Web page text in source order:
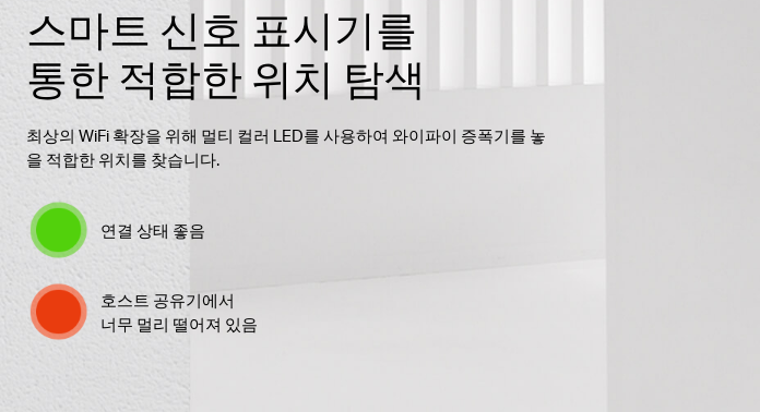
스마트 신호 표시기를
통한 적합한 위치 탐색
최상의 WiFi 확장을 위해 멀티 컬러 LED를 사용하여 와이파이 증폭기를 놓
을 적합한 위치를 찾습니다.
연결 상태 좋음
호스트 공유기에서
너무 멀리 떨어져 있음